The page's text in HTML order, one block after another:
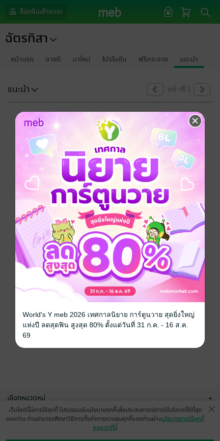
ล็อกอินเข้าระบบ
ฉัตรทิสา
หน้าแรก ขายดี มาใหม่ โปรโมชัน ฟรีกระจาย แนะนำ
แนะนำ หน้าที่ 1
ขออภัยด้วยนะคะ
ไม่พบข้อมูลในหัวข้อที่คุณกำลังชมค่ะ
เลือกหมวดหมู่ +
บริการช่วยเหลือ
เว็บไซต์นี้มีการใช้คุกกี้ โปรดยอมรับนโยบายคุกกี้เพื่อประสบการณ์การใช้บริการที่ดีที่สุด
ของท่าน ท่านสามารถศึกษาวิธีการตั้งค่าการควบคุมคุกกี้ของท่านผ่านนโยบายการใช้คุกกี้
ของเราที่นี่
World's Y meb 2026 เทศกาลนิยาย การ์ตูนวาย สุดยิ่งใหญ่
แห่งปี ลดสุดฟิน สูงสุด 80% ตั้งแต่วันที่ 31 ก.ค. - 16 ส.ค.
69